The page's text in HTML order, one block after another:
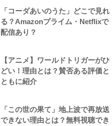
「コーダあいのうた」どこで見れ
る？Amazonプライム・Netflixで
配信あり？
【アニメ】ワールドトリガーがひ
どい！理由とは？賛否ある評価と
ともに紹介
「この世の果て」地上波で再放送
できない理由とは？無料視聴でき